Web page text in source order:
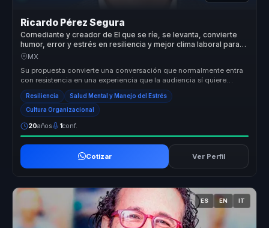
Ricardo Pérez Segura
Comediante y creador de El que se ríe, se levanta, convierte
humor, error y estrés en resiliencia y mejor clima laboral para
equipos.
MX
Su propuesta convierte una conversación que normalmente entra
con resistencia en una experiencia que la audiencia sí quiere
escuchar. Des...
Resiliencia Salud Mental y Manejo del Estrés
Cultura Organizacional
20años 1conf.
Cotizar Ver Perfil
ES EN IT